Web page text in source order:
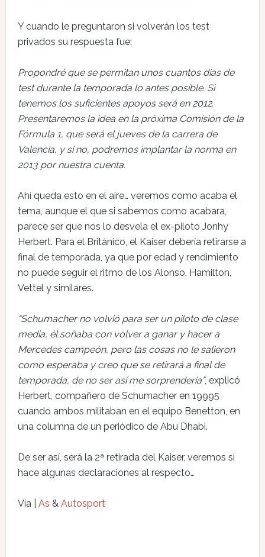
Y cuando le preguntaron si volverán los test
privados su respuesta fue:
Propondré que se permitan unos cuantos días de
test durante la temporada lo antes posible. Si
tenemos los suficientes apoyos será en 2012.
Presentaremos la idea en la próxima Comisión de la
Fórmula 1, que será el jueves de la carrera de
Valencia, y si no, podremos implantar la norma en
2013 por nuestra cuenta.
Ahí queda esto en el aire… veremos como acaba el
tema, aunque el que si sabemos como acabara,
parece ser que nos lo desvela el ex-piloto Jonhy
Herbert. Para el Británico, el Kaiser debería retirarse a
final de temporada, ya que por edad y rendimiento
no puede seguir el ritmo de los Alonso, Hamilton,
Vettel y similares.
“Schumacher no volvió para ser un piloto de clase
media, él soñaba con volver a ganar y hacer a
Mercedes campeón, pero las cosas no le salieron
como esperaba y creo que se retirará a final de
temporada, de no ser así me sorprendería”, explicó
Herbert, compañero de Schumacher en 19995
cuando ambos militaban en el equipo Benetton, en
una columna de un periódico de Abu Dhabi.
De ser así, será la 2ª retirada del Kaiser, veremos si
hace algunas declaraciones al respecto…
Vía | As & Autosport